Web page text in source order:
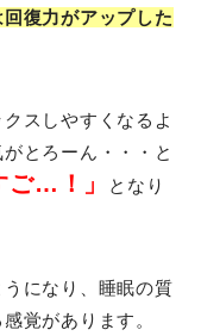
復力がアップした
スしやすくなるよ
とろーん・・・と
ご…！」
となり
になり、睡眠の質
覚があります。